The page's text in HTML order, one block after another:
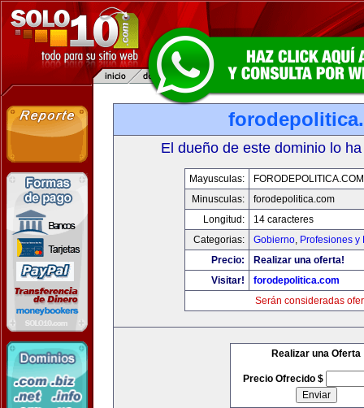
El dueño de este dominio lo
Mayusculas:
FORODEPOLITICA.COM
Minusculas:
forodepolitica.com
Longitud:
14 caracteres
Categorias:
Gobierno, Profesiones y
Precio:
Realizar una oferta!
Visitar!
forodepolitica.com
Serán consideradas
Realizar una Oferta
Precio Ofrecido $